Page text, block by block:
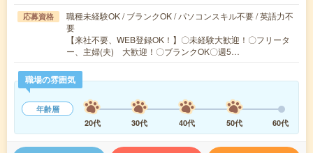
応募資格
職種未経験OK / ブランクOK / パソコンスキル不要 / 英語力不
要
【来社不要、WEB登録OK！】〇未経験大歓迎！〇フリータ
ー、主婦(夫) 大歓迎！〇ブランクOK〇週5…
職場の雰囲気
年齢層
20代
30代 40代 50代 60代